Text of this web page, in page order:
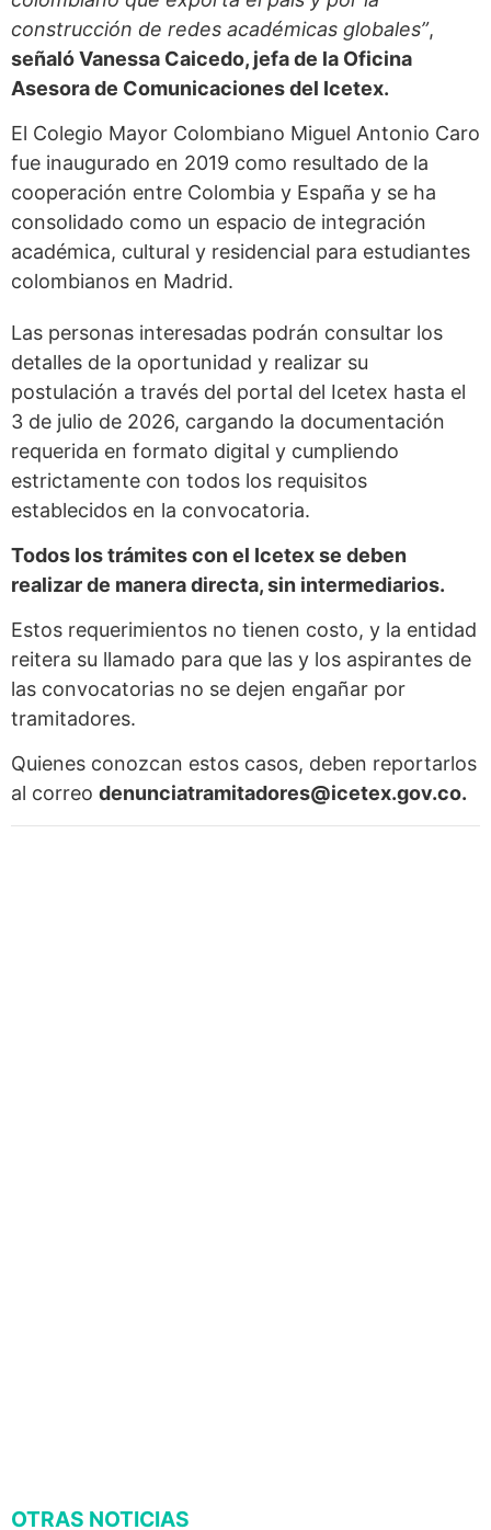
construcción de redes académicas globales”,
señaló Vanessa Caicedo, jefa de la Oficina
Asesora de Comunicaciones del Icetex.
El Colegio Mayor Colombiano Miguel Antonio Caro
fue inaugurado en 2019 como resultado de la
cooperación entre Colombia y España y se ha
consolidado como un espacio de integración
académica, cultural y residencial para estudiantes
colombianos en Madrid.
Las personas interesadas podrán consultar los
detalles de la oportunidad y realizar su
postulación a través del portal del Icetex hasta el
3 de julio de 2026, cargando la documentación
requerida en formato digital y cumpliendo
estrictamente con todos los requisitos
establecidos en la convocatoria.
Todos los trámites con el Icetex se deben
realizar de manera directa, sin intermediarios.
Estos requerimientos no tienen costo, y la entidad
reitera su llamado para que las y los aspirantes de
las convocatorias no se dejen engañar por
tramitadores.
Quienes conozcan estos casos, deben reportarlos
al correo denunciatramitadores@icetex.gov.co.
OTRAS NOTICIAS